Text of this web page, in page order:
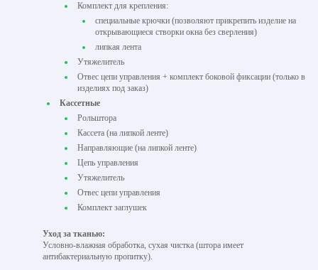
Комплект для крепления:
специальные крючки (позволяют прикрепить изделие на
открывающиеся створки окна без сверления)
липкая лента
Утяжелитель
Отвес цепи управления + комплект боковой фиксации (только в
изделиях под заказ)
Кассетные
Рольштора
Кассета (на липкой ленте)
Направляющие (на липкой ленте)
Цепь управления
Утяжелитель
Отвес цепи управления
Комплект заглушек
Уход за тканью:
Условно-влажная обработка, сухая чистка (штора имеет
антибактериальную пропитку).